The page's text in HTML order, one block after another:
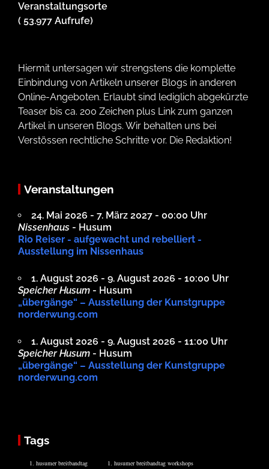
Veranstaltungsorte
( 53.977 Aufrufe)
Hiermit untersagen wir strengstens die komplette
Einbindung von Artikeln unserer Blogs in anderen
Online-Angeboten. Erlaubt sind lediglich abgekürzte
Teaser bis ca. 200 Zeichen plus Link zum ganzen
Artikel in unseren Blogs. Wir behalten uns bei
Verstössen rechtliche Schritte vor. Die Redaktion!
Veranstaltungen
24. Mai 2026 - 7. März 2027 - 00:00 Uhr
Nissenhaus - Husum
Rio Reiser - aufgewacht und rebelliert -
Ausstellung im Nissenhaus
1. August 2026 - 9. August 2026 - 10:00 Uhr
Speicher Husum - Husum
„übergänge“ – Ausstellung der Kunstgruppe
norderwung.com
1. August 2026 - 9. August 2026 - 11:00 Uhr
Speicher Husum - Husum
„übergänge“ – Ausstellung der Kunstgruppe
norderwung.com
Tags
1. husumer breitbandtag 1. husumer breitbandtag workshops